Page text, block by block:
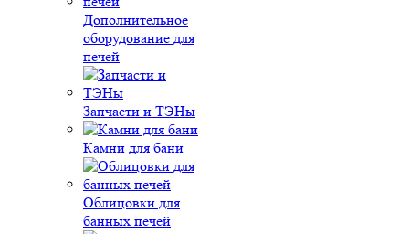
Дополнительное
оборудование для
печей
Запчасти и ТЭНы
Камни для бани
Облицовки для
банных печей